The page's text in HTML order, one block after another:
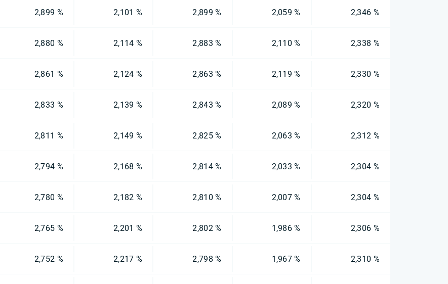
2,899 % 2,101 % 2,899 % 2,059 % 2,346 %
2,880 % 2,114 % 2,883 % 2,110 % 2,338 %
2,861 % 2,124 % 2,863 % 2,119 % 2,330 %
2,833 % 2,139 % 2,843 % 2,089 % 2,320 %
2,811 % 2,149 % 2,825 % 2,063 % 2,312 %
2,794 % 2,168 % 2,814 % 2,033 % 2,304 %
2,780 % 2,182 % 2,810 % 2,007 % 2,304 %
2,765 % 2,201 % 2,802 % 1,986 % 2,306 %
2,752 % 2,217 % 2,798 % 1,967 % 2,310 %